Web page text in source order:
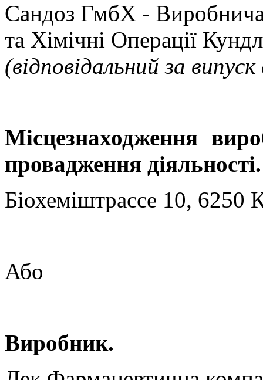
Сандоз ГмбХ -
та Хімічні Операції
(відповідальний за випуск
Місцезнаходження
провадження діяльності.
Біохеміштрассе 10, 6250
Або
Виробник.